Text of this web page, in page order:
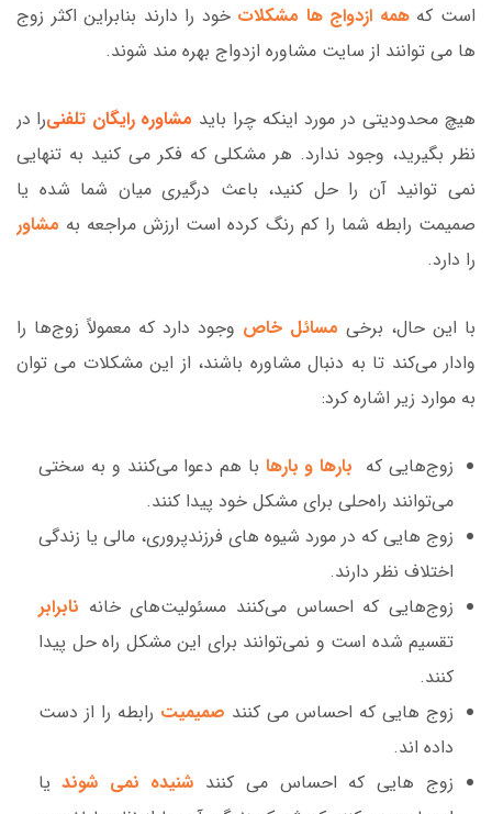
است که همه ازدواج ها مشکلات خود را دارند بنابراین اکثر زوج
ها می توانند از سایت مشاوره ازدواج بهره مند شوند.
هیچ محدودیتی در مورد اینکه چرا باید مشاوره رایگان تلفنیرا در
نظر بگیرید، وجود ندارد. هر مشکلی که فکر می کنید به تنهایی
نمی توانید آن را حل کنید، باعث درگیری میان شما شده یا
صمیمت رابطه شما را کم رنگ کرده است ارزش مراجعه به مشاور
را دارد.
با این حال، برخی مسائل خاص وجود دارد که معمولاً زوج‌ها را
وادار می‌کند تا به دنبال مشاوره باشند، از این مشکلات می توان
به موارد زیر اشاره کرد:
زوج‌هایی که بارها و بارها با هم دعوا می‌کنند و به سختی
می‌توانند راه‌حلی برای مشکل خود پیدا کنند.
زوج هایی که در مورد شیوه های فرزندپروری، مالی یا زندگی
اختلاف نظر دارند.
زوج‌هایی که احساس می‌کنند مسئولیت‌های خانه نابرابر
تقسیم شده است و نمی‌توانند برای این مشکل راه حل پیدا
کنند.
زوج هایی که احساس می کنند صمیمیت رابطه را از دست
داده اند.
زوج هایی که احساس می کنند شنیده نمی شوند یا